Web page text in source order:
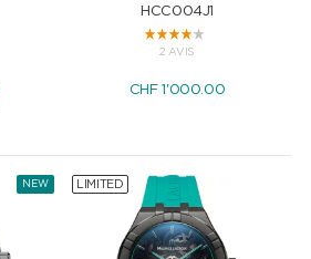
HCC004J1
2 AVIS
CHF 1'000.00
NEW LIMITED